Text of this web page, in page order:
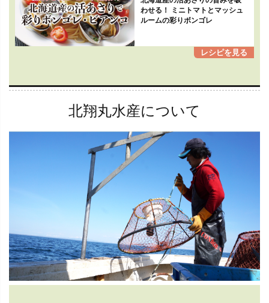
わせる！ ミニトマトとマッシュ
ルームの彩りボンゴレ
北翔丸水産について